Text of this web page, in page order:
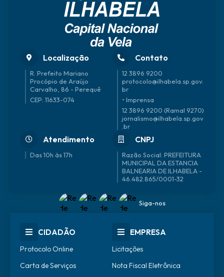
Localização
R. Prefeito Mariano
Procópio de Araújo
Carvalho, 86 - Perequê
CEP: 11633-074
Contato
12 3896 9200
protocolo@ilhabela.sp.gov.
br
• Imprensa
12 3896 9200 (Ramal 9270)
jornalismo@ilhabela.sp.gov
.br
Atendimento
Das 10h às 17h
CNPJ
46.482.865/0001-32
Siga-nos
CIDADÃO
Protocolo Online
Carta de Serviços
EMPRESA
Licitações
Nota Fiscal Eletrônica